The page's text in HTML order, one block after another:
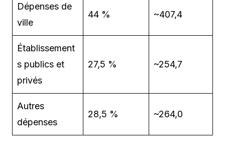
Dépenses de
ville
44 % ~407,4
Établissement
s publics et
privés
27,5 % ~254,7
Autres
dépenses
28,5 % ~264,0